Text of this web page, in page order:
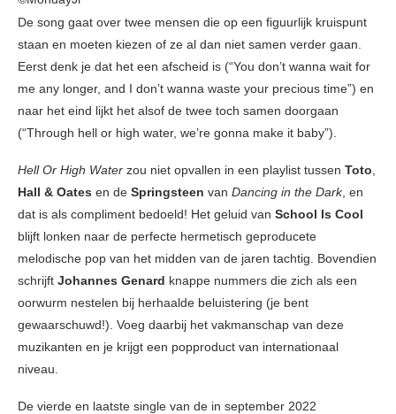
De song gaat over twee mensen die op een figuurlijk kruispunt
staan en moeten kiezen of ze al dan niet samen verder gaan.
Eerst denk je dat het een afscheid is (“You don’t wanna wait for
me any longer, and I don’t wanna waste your precious time”) en
naar het eind lijkt het alsof de twee toch samen doorgaan
(“Through hell or high water, we’re gonna make it baby”).
Hell Or High Water zou niet opvallen in een playlist tussen Toto
Hall & Oates en de Springsteen van Dancing in the Dark, en
dat is als compliment bedoeld! Het geluid van School Is Cool
blijft lonken naar de perfecte hermetisch geproducete
melodische pop van het midden van de jaren tachtig. Bovendien
schrijft Johannes Genard knappe nummers die zich als een
oorwurm nestelen bij herhaalde beluistering (je bent
gewaarschuwd!). Voeg daarbij het vakmanschap van deze
muzikanten en je krijgt een popproduct van internationaal
niveau.
De vierde en laatste single van de in september 2022